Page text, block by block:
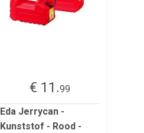
€ 11.99
Eda Jerrycan -
Kunststof - Rood -